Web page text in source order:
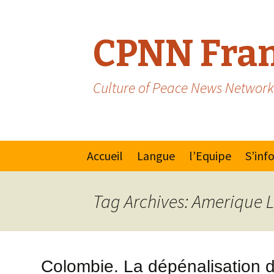
CPNN
Culture of Peace News Network
toAccueil
Langue
l’Equipe
pour
Tag Archives: Amerique
Colombie. La dépénalisation